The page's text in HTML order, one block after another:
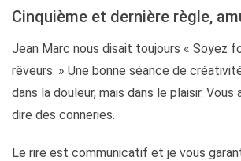
Cinquième et dernière règle,
Jean Marc nous disait toujours « Soyez
rêveurs. » Une bonne séance de
dans la douleur, mais dans le plaisir.
dire des conneries.
Le rire est communicatif et je vous